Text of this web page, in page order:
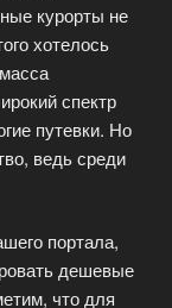
курорты не
хотелось
спектр
путевки. Но
ведь среди
портала,
дешевые
что для